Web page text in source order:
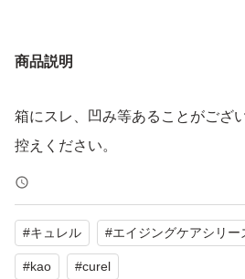
商品説明
箱にスレ、凹み等あることがござ
控えください。
#キュレル #エイジングケアシリー
#kao #curel